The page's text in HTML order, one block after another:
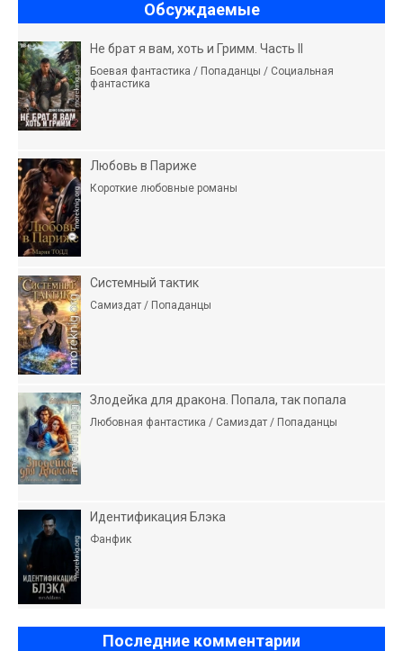
Обсуждаемые
Не брат я вам, хоть и Гримм. Часть II
Боевая фантастика / Попаданцы / Социальная
фантастика
Любовь в Париже
Короткие любовные романы
Системный тактик
Самиздат / Попаданцы
Злодейка для дракона. Попала, так попала
Любовная фантастика / Самиздат / Попаданцы
Идентификация Блэка
Фанфик
Последние комментарии